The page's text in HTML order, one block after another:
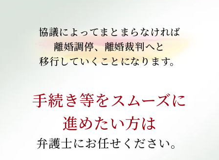
協議によってまとまらなければ
離婚調停、離婚裁判へと
移行していくことになります。
手続き等をスムーズに
進めたい方は
弁護士にお任せください。